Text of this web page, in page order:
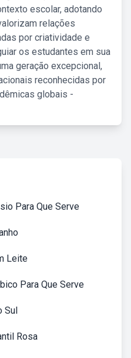
escolar, adotando
relações
por criatividade e
os estudantes em sua
geração excepcional,
reconhecidas por
globais -
Para Que Serve
Leite
Para Que Serve
Sul
Rosa